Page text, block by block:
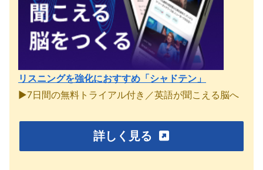
リスニングを強化におすすめ「シャドテン」
▶︎7日間の無料トライアル付き／英語が聞こえる脳へ
詳しく見る